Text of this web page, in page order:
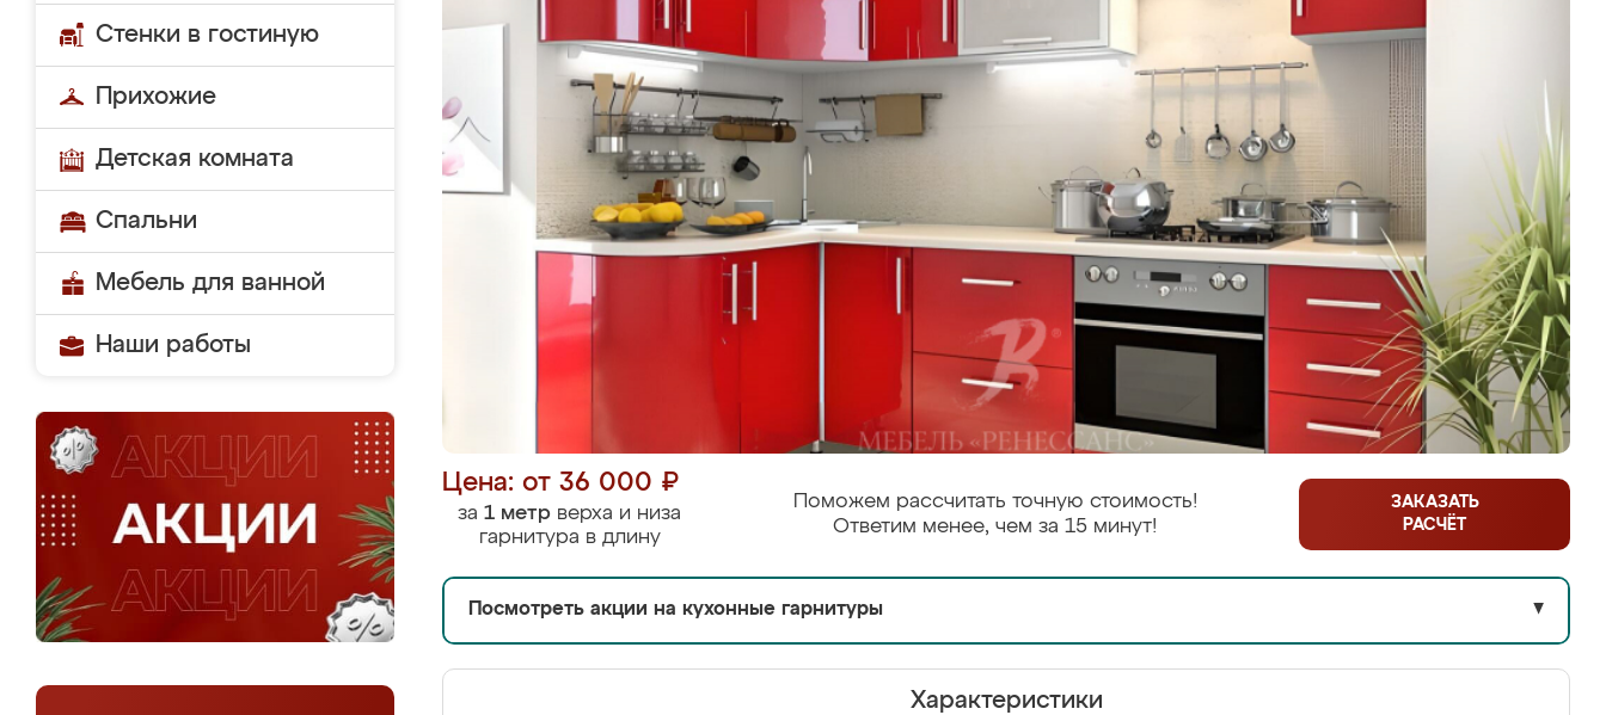
Стенки в гостиную
Прихожие
Детская комната
Спальни
Мебель для ванной
Наши работы
Цена: от 36 000 ₽
за 1 метр верха и низа
гарнитура в длину
Поможем рассчитать точную стоимость!
Ответим менее, чем за 15 минут!
ЗАКАЗАТЬ
РАСЧЁТ
Посмотреть акции на кухонные гарнитуры ▼
Характеристики